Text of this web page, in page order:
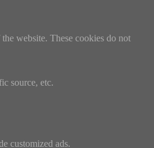
website. These cookies do not
source, etc.
customized ads.